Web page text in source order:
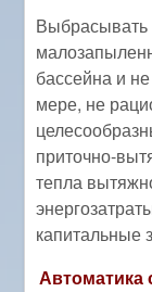
Выбрасывать
бассейна и
мере, не
приточно-
тепла
капитальные
Автоматика